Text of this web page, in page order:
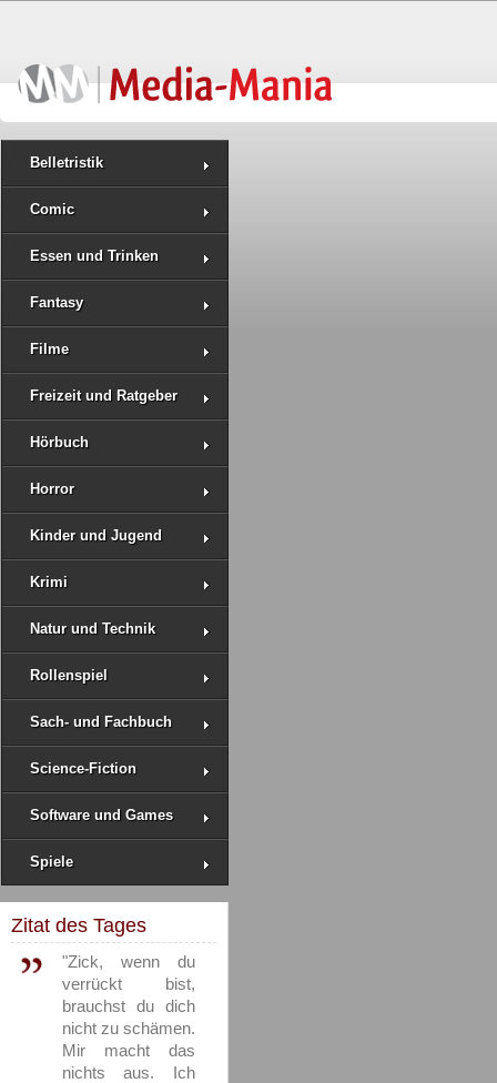
Belletristik
Comic
Essen und Trinken
Fantasy
Filme
Freizeit und Ratgeber
Hörbuch
Horror
Kinder und Jugend
Krimi
Natur und Technik
Rollenspiel
Sach- und Fachbuch
Science-Fiction
Software und Games
Spiele
Zitat des Tages
"Zick, wenn du
verrückt bist,
brauchst du dich
nicht zu schämen.
Mir macht das
nichts aus. Ich